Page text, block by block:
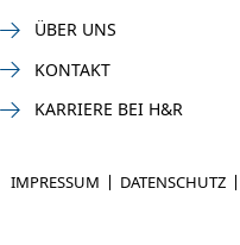
ÜBER UNS
KONTAKT
KARRIERE BEI H&R
IMPRESSUM DATENSCHUTZ